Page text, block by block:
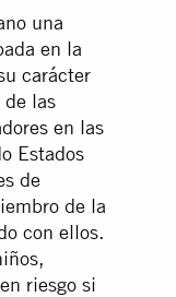
una
en la
carácter
las
en las
Estados
de
de la
con ellos.
riesgo si